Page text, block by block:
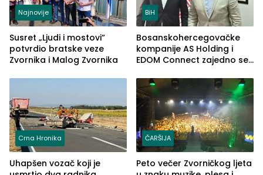
Najnovije
Susret „Ljudi i mostovi“
potvrdio bratske veze
Zvornika i Malog Zvornika
BiH
Bosanskohercegovačke
kompanije AS Holding i
EDOM Connect zajedno se
Crna Hronika
Uhapšen vozač koji je
ČARŠIJA
Peto večer Zvorničkog ljeta